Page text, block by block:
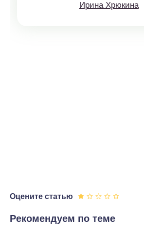
Ирина Хрюкина
Оцените статью
Рекомендуем по теме